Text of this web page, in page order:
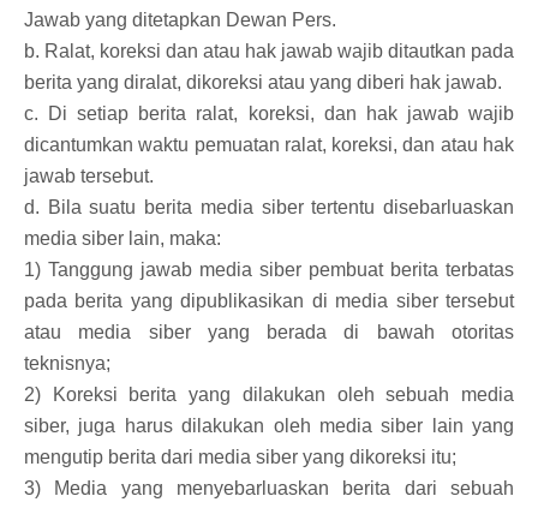
Jawab yang ditetapkan Dewan Pers.
b. Ralat, koreksi dan atau hak jawab wajib ditautkan pada
berita yang diralat, dikoreksi atau yang diberi hak jawab.
c. Di setiap berita ralat, koreksi, dan hak jawab wajib
dicantumkan waktu pemuatan ralat, koreksi, dan atau hak
jawab tersebut.
d. Bila suatu berita media siber tertentu disebarluaskan
media siber lain, maka:
1) Tanggung jawab media siber pembuat berita terbatas
pada berita yang dipublikasikan di media siber tersebut
atau media siber yang berada di bawah otoritas
teknisnya;
2) Koreksi berita yang dilakukan oleh sebuah media
siber, juga harus dilakukan oleh media siber lain yang
mengutip berita dari media siber yang dikoreksi itu;
3) Media yang menyebarluaskan berita dari sebuah